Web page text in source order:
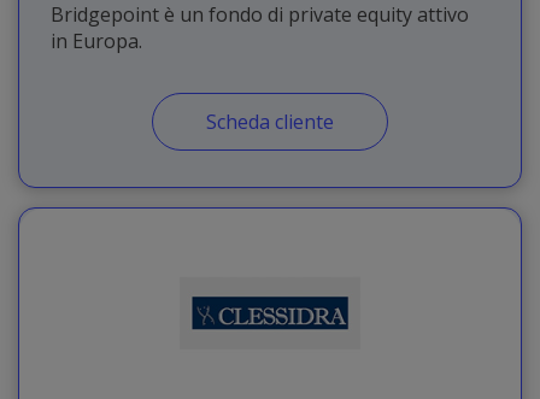
Bridgepoint è un fondo di private equity attivo
in Europa.
Scheda cliente